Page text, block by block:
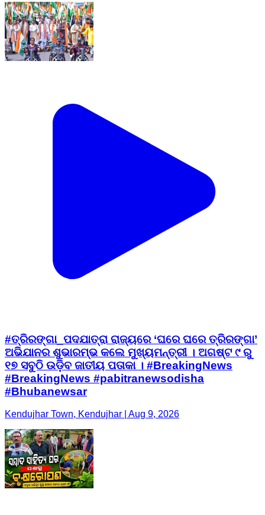
#ତ୍ରିରଙ୍ଗା_ପଦଯାତ୍ରା ରାଜ୍ୟରେ ‘ଘରେ ଘରେ ତ୍ରିରଙ୍ଗା’
ଅଭିଯାନର ଶୁଭାରମ୍ଭ କଲେ ମୁଖ୍ୟମନ୍ତ୍ରୀ । ଅଗଷ୍ଟ ୯ ରୁ
୧୭ ସବୁଠି ଉଡ଼ିବ ଜାତୀୟ ପତାକା । #BreakingNews
#BreakingNews #pabitranewsodisha
#Bhubanewsar
Kendujhar Town, Kendujhar | Aug 9, 2026